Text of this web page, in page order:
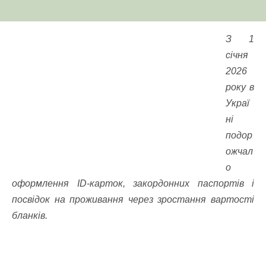
З 1
січня
2026
року в
Украї
ні
подор
ожчал
о
оформлення ID-карток, закордонних паспортів і
посвідок на проживання через зростання вартості
бланків.